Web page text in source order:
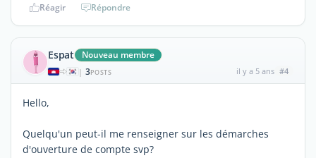
Réagir Répondre
Espat Nouveau membre
| 3POSTS il y a 5 ans #4
Hello,
Quelqu'un peut-il me renseigner sur les démarches
d'ouverture de compte svp?